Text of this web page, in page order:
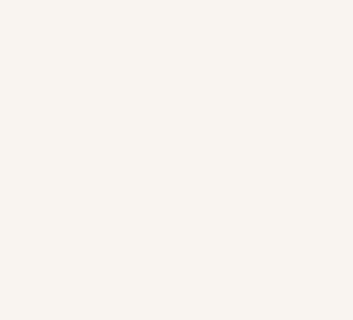
fe69-468a-a5ce-3b9a57cf4ed1
01b2-4780-afea-40c2a1b4b4a3
d931-477d-a11e-9eb30523ac04